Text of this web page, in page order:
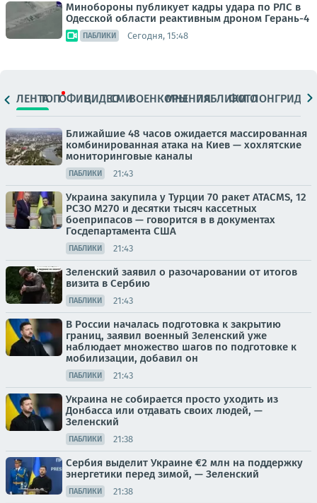
Минобороны публикует кадры удара по РЛС в
Одесской области реактивным дроном Герань-4
ПАБЛИКИ Сегодня, 15:48
ЛЕНТАТОПОФИЦ.ВИДЕОСМИВОЕНКОРЫМНЕНИЯПАБЛИКИ
ФОТОЛОНГРИДЫ
Ближайшие 48 часов ожидается массированная
комбинированная атака на Киев — хохлятские
мониторинговые каналы
ПАБЛИКИ 21:43
Украина закупила у Турции 70 ракет ATACMS, 12
РСЗО M270 и десятки тысяч кассетных
боеприпасов — говорится в в документах
Госдепартамента США
ПАБЛИКИ 21:43
Зеленский заявил о разочаровании от итогов
визита в Сербию
ПАБЛИКИ 21:43
В России началась подготовка к закрытию
границ, заявил военный Зеленский уже
наблюдает множество шагов по подготовке к
мобилизации, добавил он
ПАБЛИКИ 21:43
Украина не собирается просто уходить из
Донбасса или отдавать своих людей, —
Зеленский
ПАБЛИКИ 21:38
Сербия выделит Украине €2 млн на поддержку
энергетики перед зимой, — Зеленский
ПАБЛИКИ 21:38